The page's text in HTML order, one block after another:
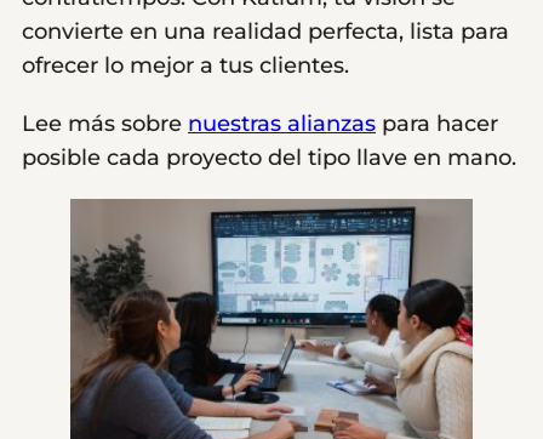
convierte en una realidad perfecta, lista para
ofrecer lo mejor a tus clientes.
Lee más sobre nuestras alianzas para hacer
posible cada proyecto del tipo llave en mano.